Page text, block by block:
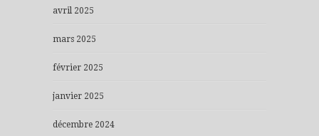
avril 2025
mars 2025
février 2025
janvier 2025
décembre 2024